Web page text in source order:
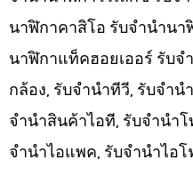
นาฬิกาคาสิโอ รับจำนำนา
นาฬิกาแท็คฮอยเออร์ รับจ
กล้อง, รับจำนำทีวี, รับจำ
จำนำสินค้าไอที, รับจำนำ
จำนำไอแพค, รับจำนำไอ